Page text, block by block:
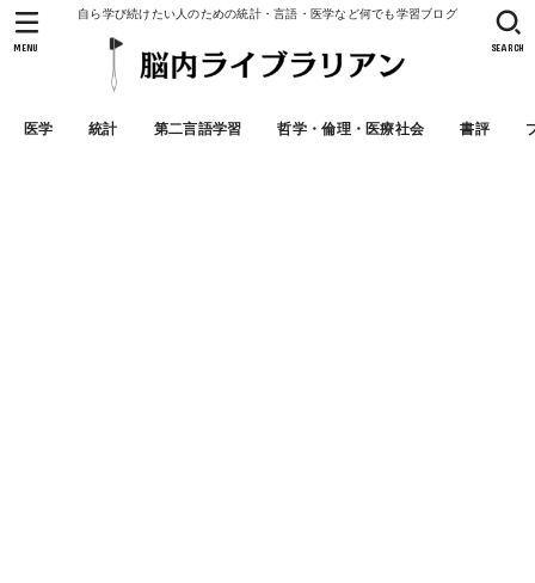
自ら学び続けたい人のための統計・言語・医学など何でも学習ブログ
医学 統計 第二言語学習 哲学・倫理・医療社会 書評
SEARCH
MENU